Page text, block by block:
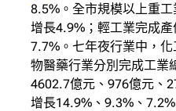
8.5%。全市規模以上重
增長4.9%；輕工業完成
7.7%。七年夜行業中，
物醫藥行業分別完成工業
4602.7億元、976億元、
增長14.9%、9.3%、